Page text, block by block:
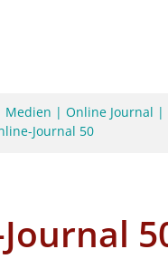
Medien | Online Journal |
Journal 50